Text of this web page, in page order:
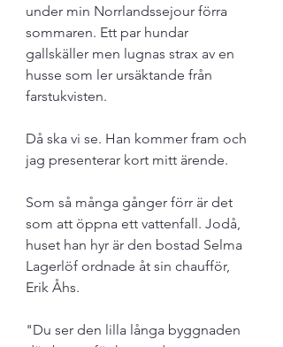
under min Norrlandssejour förra
sommaren. Ett par hundar
gallskäller men lugnas strax av en
husse som ler ursäktande från
farstukvisten.
Då ska vi se. Han kommer fram och
jag presenterar kort mitt ärende.
Som så många gånger förr är det
som att öppna ett vattenfall. Jodå,
huset han hyr är den bostad Selma
Lagerlöf ordnade åt sin chaufför,
Erik Åhs.
"Du ser den lilla långa byggnaden